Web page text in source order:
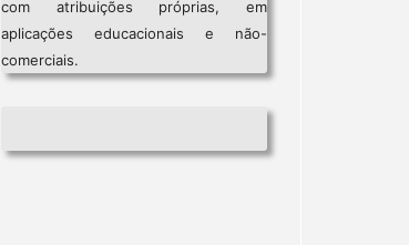
com atribuições próprias, em
aplicações educacionais e não-
comerciais.